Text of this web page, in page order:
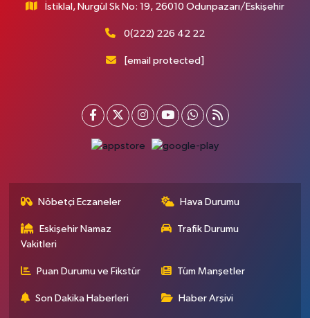
İstiklal, Nurgül Sk No: 19, 26010 Odunpazarı/Eskişehir
0(222) 226 42 22
[email protected]
Nöbetçi Eczaneler Hava Durumu
Eskişehir Namaz
Vakitleri
Trafik Durumu
Puan Durumu ve Fikstür Tüm Manşetler
Son Dakika Haberleri Haber Arşivi